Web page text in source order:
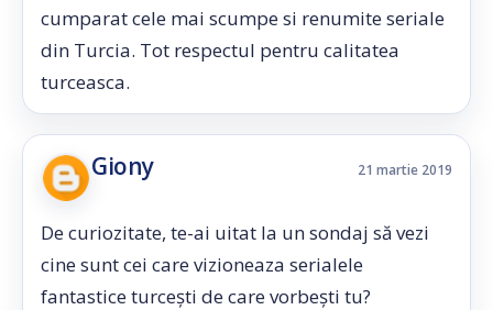
cumparat cele mai scumpe si renumite seriale
din Turcia. Tot respectul pentru calitatea
turceasca.
Giony 21 martie 2019
De curiozitate, te-ai uitat la un sondaj să vezi
cine sunt cei care vizioneaza serialele
fantastice turcești de care vorbești tu?